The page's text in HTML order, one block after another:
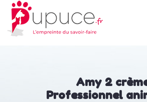
Amy 2
Professionnel